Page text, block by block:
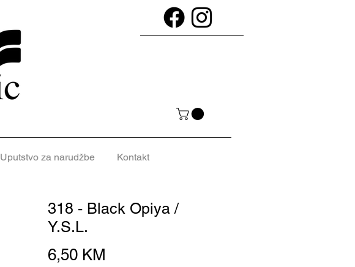
Uputstvo za narudžbe Kontakt
318 - Black Opiya /
Y.S.L.
6,50 KM